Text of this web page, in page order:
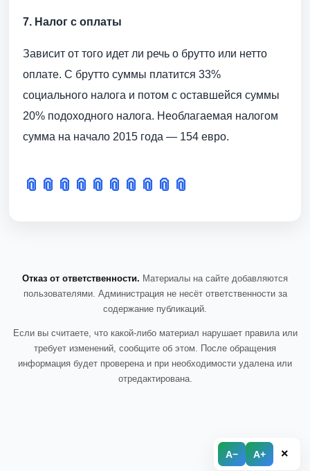
A− A+ ×
7. Налог с оплаты
Зависит от того идет ли речь о брутто или нетто
оплате. С брутто суммы платится 33%
социального налога и потом с оставшейся суммы
20% подоходного налога. Необлагаемая налогом
сумма на начало 2015 года — 154 евро.
📎 📎 📎 📎 📎 📎 📎 📎 📎 📎
Отказ от ответственности. Материалы на сайте добавляются
пользователями. Администрация не несёт ответственности за
содержание публикаций.
Если вы считаете, что какой-либо материал нарушает правила или
требует изменений, сообщите об этом. После обращения
информация будет проверена и при необходимости удалена или
отредактирована.